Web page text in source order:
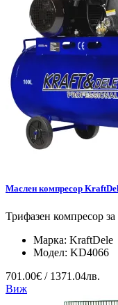
Маслен компресор
Трифазен компресор
Марка: KraftDele
Модел: KD4066
701.00€ / 1371.04лв.
Виж